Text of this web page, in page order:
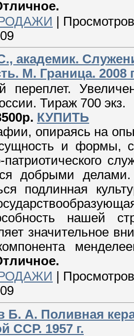
|
академик.
М. Граница. 2008
переплет.
Тираж 700 экз.
КУПИТЬ
опираясь на
и формы,
патриотического
добрыми
подлинная
нашей
значительное
Б. А. Поливная
ССР. 1957 г.